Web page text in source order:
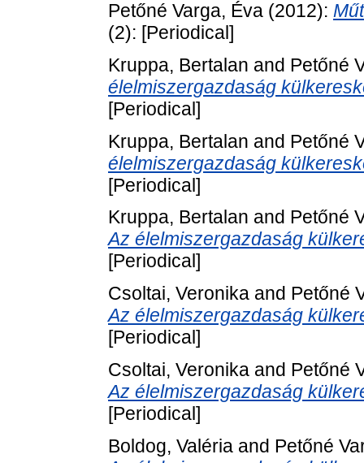
Petőné Varga, Éva (2012):
(2): [Periodical]
Kruppa, Bertalan and Petőné
élelmiszergazdaság
[Periodical]
Kruppa, Bertalan and Petőné
élelmiszergazdaság
[Periodical]
Kruppa, Bertalan and Petőné
Az élelmiszergazdaság
[Periodical]
Csoltai, Veronika and Petőné
Az élelmiszergazdaság
[Periodical]
Csoltai, Veronika and Petőné
Az élelmiszergazdaság
[Periodical]
Boldog, Valéria and Petőné